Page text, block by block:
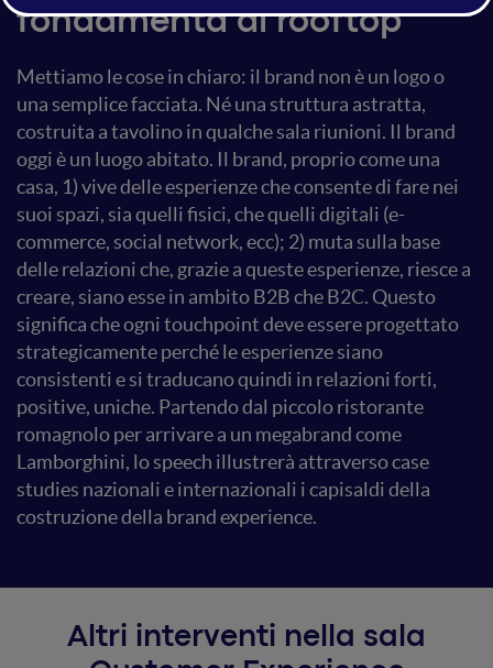
fondamenta al rooftop
Mettiamo le cose in chiaro: il brand non è un logo o
una semplice facciata. Né una struttura astratta,
costruita a tavolino in qualche sala riunioni. Il brand
oggi è un luogo abitato. Il brand, proprio come una
casa, 1) vive delle esperienze che consente di fare nei
suoi spazi, sia quelli fisici, che quelli digitali (e-
commerce, social network, ecc); 2) muta sulla base
delle relazioni che, grazie a queste esperienze, riesce a
creare, siano esse in ambito B2B che B2C. Questo
significa che ogni touchpoint deve essere progettato
strategicamente perché le esperienze siano
consistenti e si traducano quindi in relazioni forti,
positive, uniche. Partendo dal piccolo ristorante
romagnolo per arrivare a un megabrand come
Lamborghini, lo speech illustrerà attraverso case
studies nazionali e internazionali i capisaldi della
costruzione della brand experience.
Altri interventi nella sala